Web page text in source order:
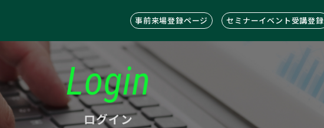
事前来場登録ページ セミナーイベント受講登録
Login
ログイン